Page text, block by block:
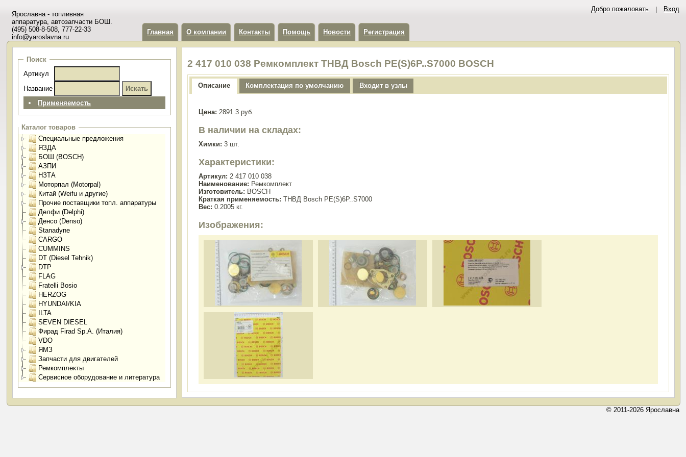
Добро пожаловать Вход
Ярославна - топливная
аппаратура, автозапчасти БОШ.
(495) 508-8-508, 777-22-33
info@yaroslavna.ru
Главная О компании Контакты Помощь Новости Регистрация
Поиск
Артикул
Название
Применяемость
Каталог товаров
Специальные предложения
ЯЗДА
БОШ (BOSCH)
АЗПИ
НЗТА
Моторпал (Motorpal)
Китай (Weifu и другие)
Прочие поставщики топл. аппаратуры
Делфи (Delphi)
Денсо (Denso)
Stanadyne
CARGO
CUMMINS
DT (Diesel Tehnik)
DTP
FLAG
Fratelli Bosio
HERZOG
HYUNDAI/KIA
ILTA
SEVEN DIESEL
Фирад Firad Sp.A. (Италия)
VDO
ЯМЗ
Запчасти для двигателей
Ремкомплекты
Сервисное оборудование и литература
2 417 010 038 Ремкомплект ТНВД Bosch PE(S)6P..S7000 BOSCH
Описание Комплектация по умолчанию Входит в узлы
Цена: 2891.3 руб.
В наличии на складах:
Химки: 3 шт.
Характеристики:
Артикул: 2 417 010 038
Наименование: Ремкомплект
Изготовитель: BOSCH
Краткая применяемость: ТНВД Bosch PE(S)6P..S7000
Вес: 0.2005 кг.
Изображения:
© 2011-2026 Ярославна